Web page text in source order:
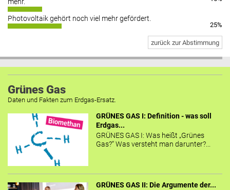
mehr.
Photovoltaik gehört noch viel mehr gefördert.
25%
zurück zur Abstimmung
Grünes Gas
Daten und Fakten zum Erdgas-Ersatz.
GRÜNES GAS I: Definition - was soll
Erdgas...
GRÜNES GAS I: Was heißt „Grünes
Gas?“ Was versteht man darunter?...
GRÜNES GAS II: Die Argumente der...